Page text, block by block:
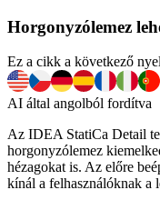
Horgonyzólemez
Ez a cikk a következő
AI által angolból fordítva
Az IDEA StatiCa Detail
horgonyzólemez
hézagokat is. Az előre
kínál a felhasználóknak a